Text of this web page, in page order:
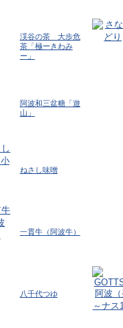
渓谷の茶 大歩危
茶「極ーきわみ
ー」
阿波和三盆糖「遊
山」
ねさし味噌
一貫牛（阿波牛）
八千代つゆ